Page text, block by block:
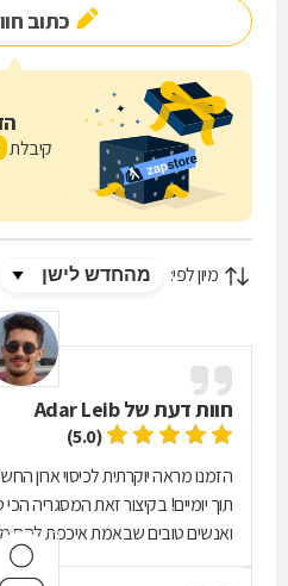
כתוב
קיבלת
מיון לפי:
חוות דעת שלAdar Leib
(5.0)
הזמנו מראה יוקרתית לכיסוי ארון
ואנשים טובים שבאמת איכפת להם